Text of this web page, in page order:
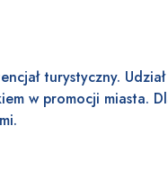
turystyczny.
w promocji miasta.